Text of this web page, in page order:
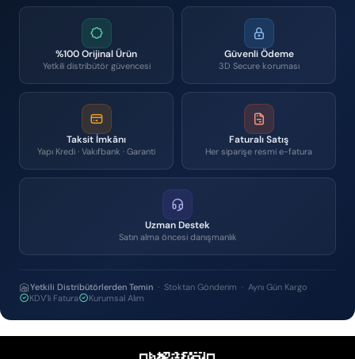
%100 Orijinal Ürün
Yetkili distribütör güvencesi
Güvenli Ödeme
3D Secure koruması
Taksit İmkânı
Yapı Kredi · Vakıfbank · Garanti
Faturalı Satış
Her siparişe resmi e-fatura
Uzman Destek
Satın alma öncesi danışmanlık
Yetkili Distribütörlerden Temin · Stoktan Gönderim · Aynı Gün Kargo
KDV'li Fatura
Kurumsal Alım